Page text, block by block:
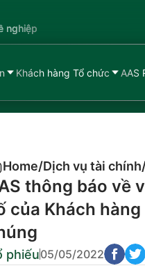
nghiệp
Khách hàng Tổ chức AAS
Home/Dịch vụ tài chính
thông báo về
của Khách
phiếu05/05/2022